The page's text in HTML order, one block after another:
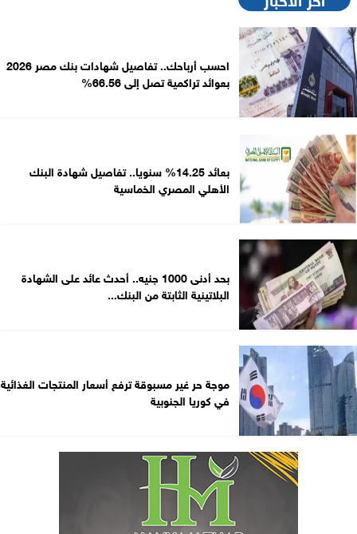
احسب أرباحك.. تفاصيل شهادات بنك مصر 2026
بعوائد تراكمية تصل إلى 66.56%
بعائد 14.25% سنويا.. تفاصيل شهادة البنك
الأهلي المصري الخماسية
بحد أدنى 1000 جنيه.. أحدث عائد على الشهادة
البلاتينية الثابتة من البنك...
موجة حر غير مسبوقة ترفع أسعار المنتجات الغذائية
في كوريا الجنوبية